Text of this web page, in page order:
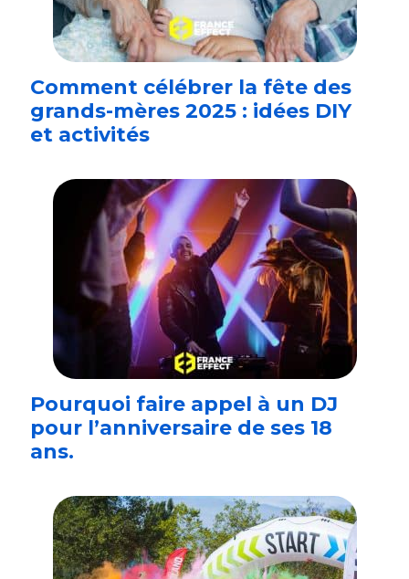
Comment célébrer la fête des
grands-mères 2025 : idées DIY
et activités
Pourquoi faire appel à un DJ
pour l’anniversaire de ses 18
ans.